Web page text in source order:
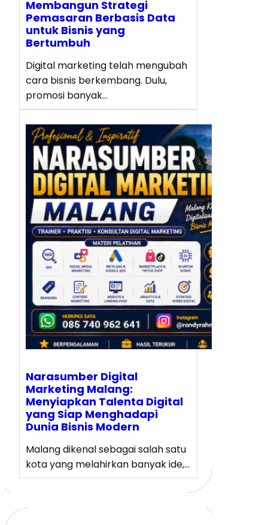
Membangun Strategi
Pemasaran Berbasis Data
untuk Bisnis yang
Bertumbuh
Digital marketing telah mengubah
cara bisnis berkembang. Dulu,
promosi banyak…
Narasumber Digital
Marketing Malang:
Menyiapkan Talenta Digital
yang Siap Menghadapi
Dunia Bisnis Modern
Malang dikenal sebagai salah satu
kota yang melahirkan banyak ide,…